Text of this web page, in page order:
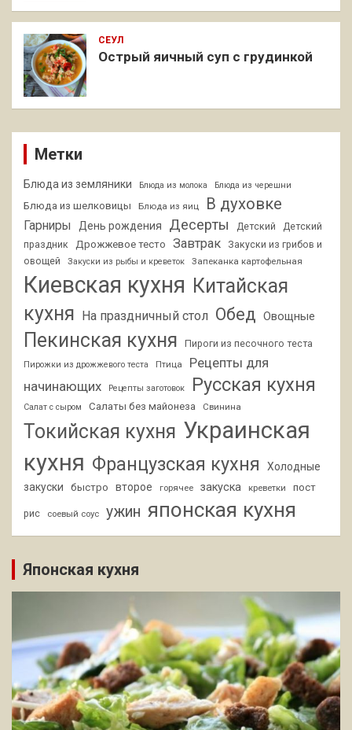
СЕУЛ
Острый яичный суп с грудинкой
Метки
Блюда из земляники Блюда из молока Блюда из черешни
Блюда из шелковицы Блюда из яиц В духовке
Гарниры День рождения Десерты Детский
Детский
праздник
Дрожжевое тесто Завтрак
Закуски из грибов и
овощей
Закуски из рыбы и креветок Запеканка картофельная
Киевская кухня Китайская
кухня
На праздничный стол Обед Овощные
Пекинская кухня Пироги из песочного теста
Пирожки из дрожжевого теста Птица
Рецепты для
начинающих
Рецепты заготовок Русская кухня
Салат с сыром Салаты без майонеза Свинина
Токийская кухня Украинская
кухня Французская кухня
Холодные
закуски
быстро второе горячее закуска креветки пост
рис соевый соус ужин японская кухня
Японская кухня